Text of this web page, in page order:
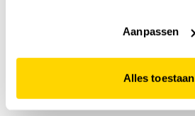
website niet optimaal functioneert.
Aanpassen
Alles toestaan